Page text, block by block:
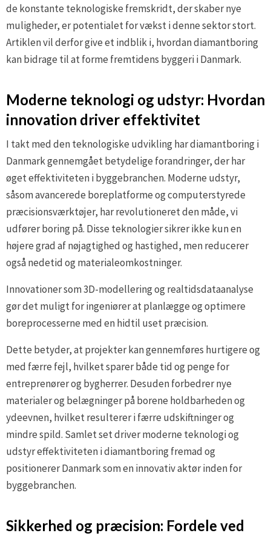
de konstante teknologiske fremskridt, der skaber nye
muligheder, er potentialet for vækst i denne sektor stort.
Artiklen vil derfor give et indblik i, hvordan diamantboring
kan bidrage til at forme fremtidens byggeri i Danmark.
Moderne teknologi og udstyr: Hvordan
innovation driver effektivitet
I takt med den teknologiske udvikling har diamantboring i
Danmark gennemgået betydelige forandringer, der har
øget effektiviteten i byggebranchen. Moderne udstyr,
såsom avancerede boreplatforme og computerstyrede
præcisionsværktøjer, har revolutioneret den måde, vi
udfører boring på. Disse teknologier sikrer ikke kun en
højere grad af nøjagtighed og hastighed, men reducerer
også nedetid og materialeomkostninger.
Innovationer som 3D-modellering og realtidsdataanalyse
gør det muligt for ingeniører at planlægge og optimere
boreprocesserne med en hidtil uset præcision.
Dette betyder, at projekter kan gennemføres hurtigere og
med færre fejl, hvilket sparer både tid og penge for
entreprenører og bygherrer. Desuden forbedrer nye
materialer og belægninger på borene holdbarheden og
ydeevnen, hvilket resulterer i færre udskiftninger og
mindre spild. Samlet set driver moderne teknologi og
udstyr effektiviteten i diamantboring fremad og
positionerer Danmark som en innovativ aktør inden for
byggebranchen.
Sikkerhed og præcision: Fordele ved